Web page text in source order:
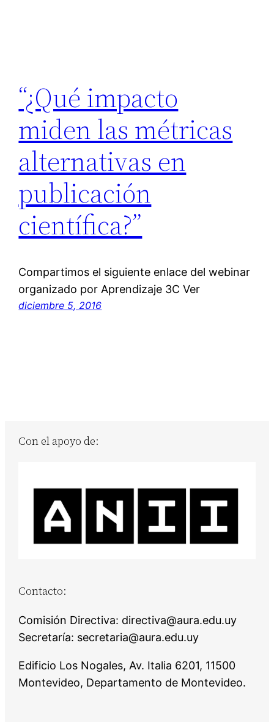
“¿Qué impacto
miden las métricas
alternativas en
publicación
científica?”
Compartimos el siguiente enlace del webinar
organizado por Aprendizaje 3C Ver
diciembre 5, 2016
Con el apoyo de:
Contacto:
Comisión Directiva: directiva@aura.edu.uy
Secretaría: secretaria@aura.edu.uy
Edificio Los Nogales, Av. Italia 6201, 11500
Montevideo, Departamento de Montevideo.